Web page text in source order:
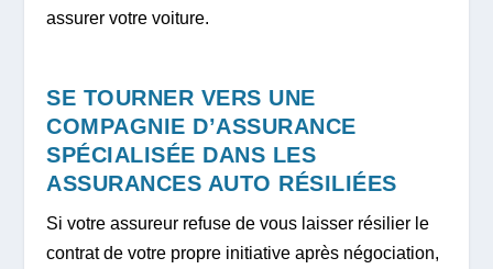
assurer votre voiture.
SE TOURNER VERS UNE
COMPAGNIE D’ASSURANCE
SPÉCIALISÉE DANS LES
ASSURANCES AUTO RÉSILIÉES
Si votre assureur refuse de vous laisser résilier le
contrat de votre propre initiative après négociation,